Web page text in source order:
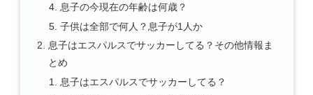
息子の今現在の年齢は何歳？
子供は全部で何人？息子が1人か
息子はエスパルスでサッカーしてる？その他情報ま
とめ
息子はエスパルスでサッカーしてる？